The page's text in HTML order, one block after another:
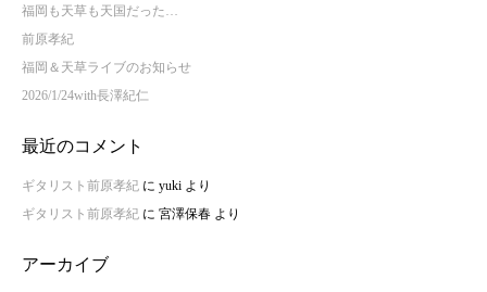
福岡も天草も天国だった…
前原孝紀
福岡＆天草ライブのお知らせ
2026/1/24with長澤紀仁
最近のコメント
ギタリスト前原孝紀 に yuki より
ギタリスト前原孝紀 に 宮澤保春 より
アーカイブ